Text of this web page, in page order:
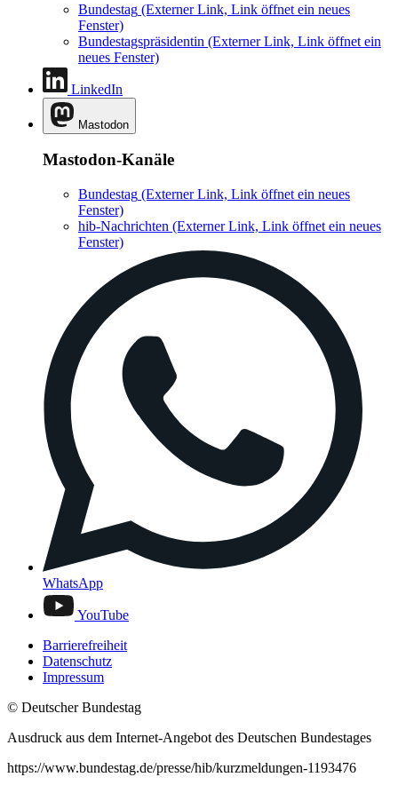
Bundestag (Externer Link, Link öffnet ein neues
Fenster)
Bundestagspräsidentin (Externer Link, Link öffnet ein
neues Fenster)
LinkedIn
Mastodon
Mastodon-Kanäle
Bundestag (Externer Link, Link öffnet ein neues
Fenster)
hib-Nachrichten (Externer Link, Link öffnet ein neues
Fenster)
WhatsApp
YouTube
Barrierefreiheit
Datenschutz
Impressum
© Deutscher Bundestag
Ausdruck aus dem Internet-Angebot des Deutschen Bundestages
https://www.bundestag.de/presse/hib/kurzmeldungen-1193476